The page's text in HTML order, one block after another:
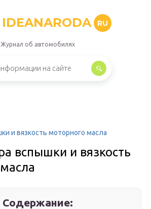
IDEANARODA RU
Журнал об автомобилях
и вязкость моторного масла
вспышки и вязкость
Содержание: